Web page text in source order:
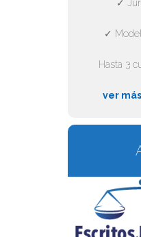
✓
✓
Hasta 3
ver